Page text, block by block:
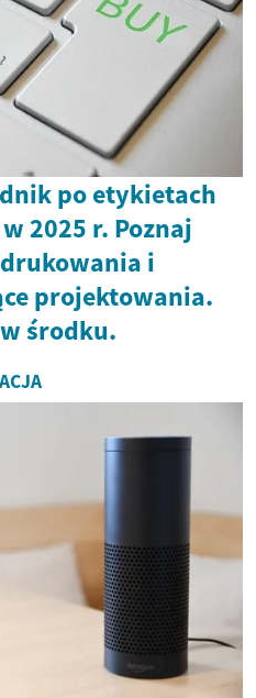
po etykietach
2025 r. Poznaj
i
projektowania.
środku.